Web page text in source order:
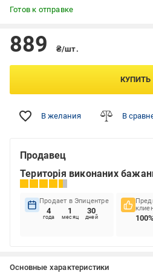
Готов к отправке
889 ₴/шт.
КУПИТЬ
В желания В
Продавец
Територія виконаних
Продает в Эпицентре
4
года
1
месяц
30
дней 100%
Основные характеристики